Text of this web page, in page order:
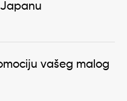
Japanu
vašeg malog